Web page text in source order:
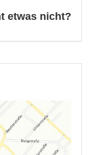
etwas nicht?